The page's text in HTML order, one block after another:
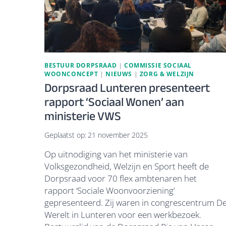
BESTUUR DORPSRAAD | COMMISSIE SOCIAAL
WOONCONCEPT | NIEUWS | ZORG & WELZIJN
Dorpsraad Lunteren presenteert
rapport ‘Sociaal Wonen’ aan
ministerie VWS
Geplaatst op:21 november 2025
Op uitnodiging van het ministerie van
Volksgezondheid, Welzijn en Sport heeft de
Dorpsraad voor 70 flex ambtenaren het
rapport ‘Sociale Woonvoorziening’
gepresenteerd. Zij waren in congrescentrum
Werelt in Lunteren voor een werkbezoek.